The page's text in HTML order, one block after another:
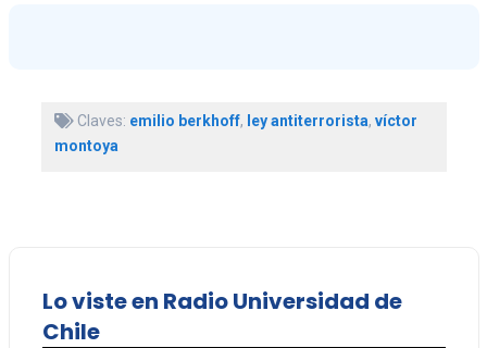
Claves: emilio berkhoff, ley antiterrorista, víctor
montoya
Lo viste en Radio Universidad de
Chile